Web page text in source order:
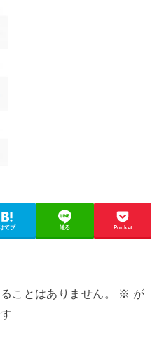
てブ 送る Pocket
ことはありません。 ※ が